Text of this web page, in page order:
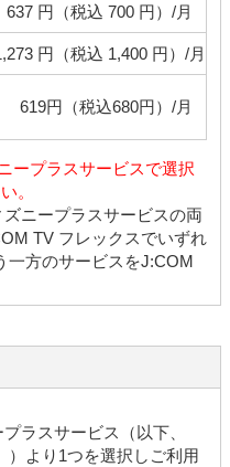
637 円（税込 700 円）/月
円（税込 1,400 円）/月
619円（税込680円）/月
ープラスサービスで選択
。
ニープラスサービスの両
TV フレックスでいずれ
一方のサービスをJ:COM
ラスサービス（以下、
）より1つを選択しご利用